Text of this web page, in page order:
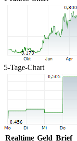
5-Tage-Chart
Realtime Geld Brief